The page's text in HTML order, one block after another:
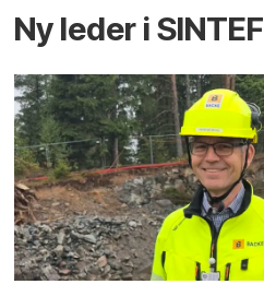
Ny leder i SINTEF